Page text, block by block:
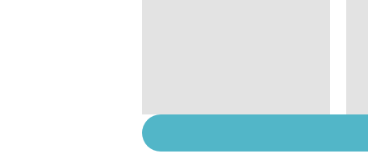
une bactérie sous